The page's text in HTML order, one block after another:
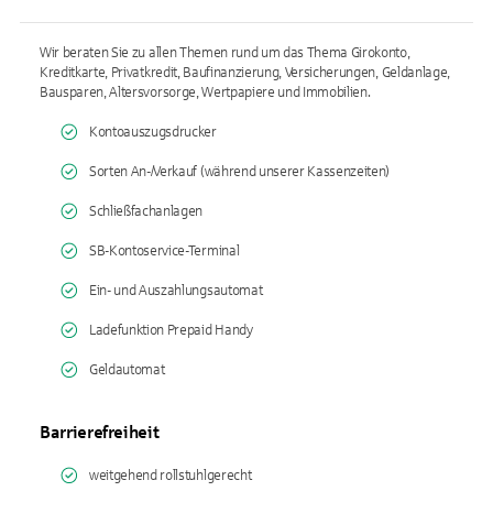
Wir beraten Sie zu allen Themen rund um das Thema Girokonto,
Kreditkarte, Privatkredit, Baufinanzierung, Versicherungen, Geldanlage,
Bausparen, Altersvorsorge, Wertpapiere und Immobilien.
Kontoauszugsdrucker
Sorten An-/Verkauf (während unserer Kassenzeiten)
Schließfachanlagen
SB-Kontoservice-Terminal
Ein- und Auszahlungsautomat
Ladefunktion Prepaid Handy
Geldautomat
Barrierefreiheit
weitgehend rollstuhlgerecht